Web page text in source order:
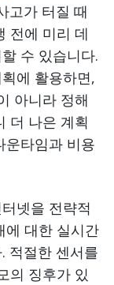
고가 터질 때
전에 미리 데
수 있습니다.
에 활용하면,
아니라 정해
더 나은 계획
운타임과 비용
넷을 전략적
에 대한 실시간
적절한 센서를
의 징후가 있